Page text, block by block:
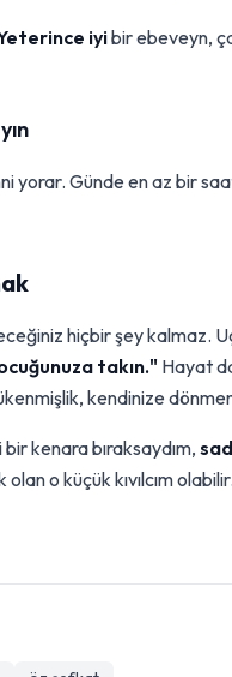
iyibir ebeveyn,
yorar. Günde en az bir
hiçbir şey kalmaz.
takın."Hayat
kendinize
bir kenara bıraksaydım,
olan o küçük kıvılcım olabilir.